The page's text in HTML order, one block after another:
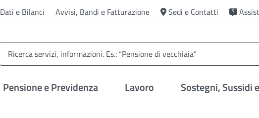
Dati e Bilanci Avvisi, Bandi e Fatturazione Sedi e Contatti
Pensione e Previdenza Lavoro Sostegni, Sussidi